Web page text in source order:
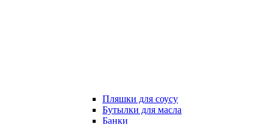
Пляшки для соусу
Бутылки для масла
Банки